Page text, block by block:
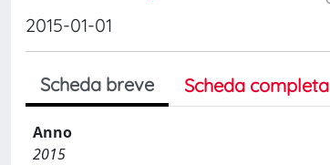
2015-01-01
Scheda breve Scheda completa
Anno
2015